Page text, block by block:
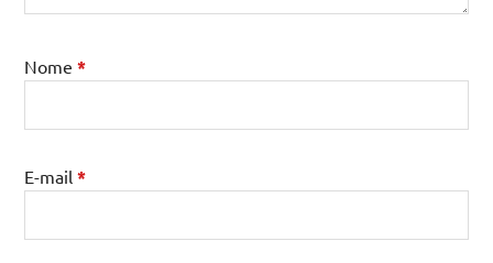
Nome*
E-mail*